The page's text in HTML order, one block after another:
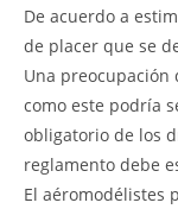
De acuerdo a
de placer que se
Una preocupación
como este podría
obligatorio de los
reglamento debe
El aéromodélistes